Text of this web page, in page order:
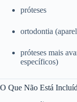
próteses
ortodontia
próteses mais
específicos)
O Que Não Está